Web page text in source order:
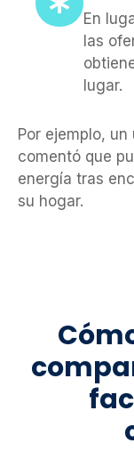
En
las
lugar.
Por ejemplo, un
comentó que
energía tras
su hogar.